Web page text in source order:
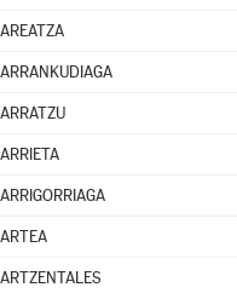
AREATZA
ARRANKUDIAGA
ARRATZU
ARRIETA
ARRIGORRIAGA
ARTEA
ARTZENTALES